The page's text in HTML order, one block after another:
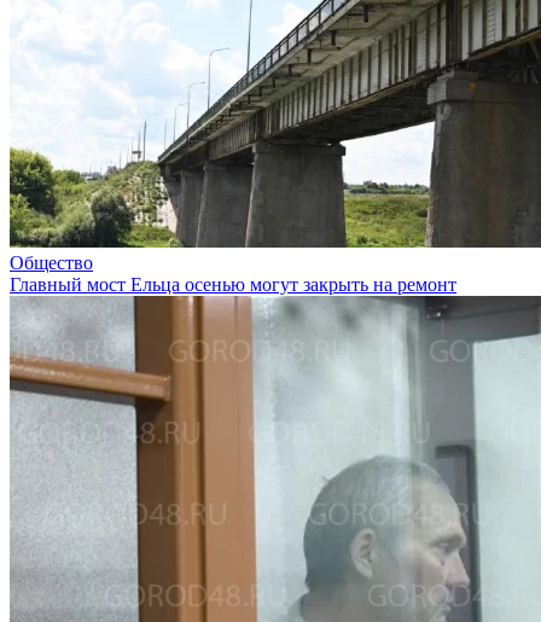
Общество
Главный мост Ельца осенью могут закрыть на ремонт